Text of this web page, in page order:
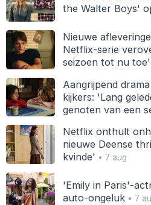
the Walter Boys'
Nieuwe
Netflix-serie
seizoen tot nu toe'
Aangrijpend
kijkers: 'Lang
genoten van een
Netflix onthult
nieuwe Deense
kvinde' • 7 aug
'Emily in Paris'-
auto-ongeluk• 7